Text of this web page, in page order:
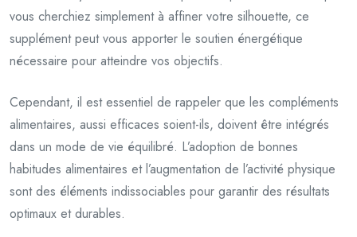
vous cherchiez simplement à affiner votre silhouette, ce
supplément peut vous apporter le soutien énergétique
nécessaire pour atteindre vos objectifs.
Cependant, il est essentiel de rappeler que les compléments
alimentaires, aussi efficaces soient-ils, doivent être intégrés
dans un mode de vie équilibré. L’adoption de bonnes
habitudes alimentaires et l’augmentation de l’activité physique
sont des éléments indissociables pour garantir des résultats
optimaux et durables.